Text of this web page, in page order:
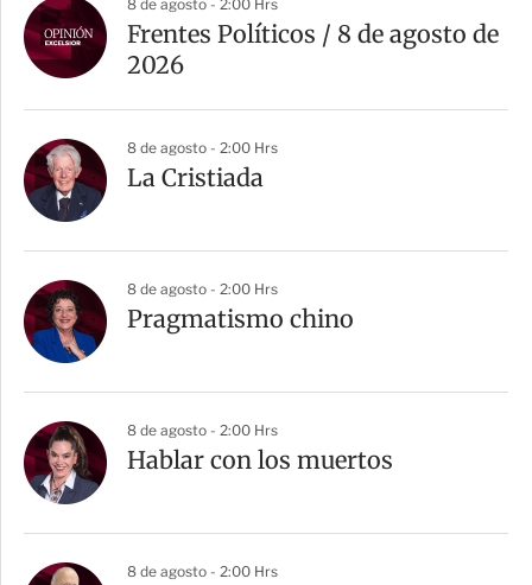
8 de agosto - 2:00 Hrs
Frentes Políticos / 8 de agosto de
2026
8 de agosto - 2:00 Hrs
La Cristiada
8 de agosto - 2:00 Hrs
Pragmatismo chino
8 de agosto - 2:00 Hrs
Hablar con los muertos
8 de agosto - 2:00 Hrs